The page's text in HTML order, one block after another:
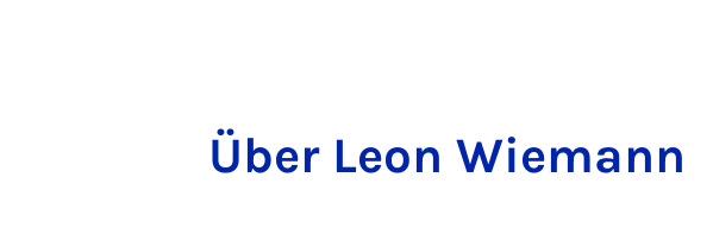
Über Leon Wiemann